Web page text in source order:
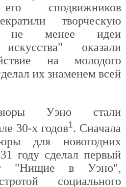
сподвижников
творческую
не менее идеи
искусства" оказали
на молодого
их знаменем всей
Уэно стали
30-х годов1 . Сначала
для новогодних
году сделал первый
"Нищие в Уэно",
социального